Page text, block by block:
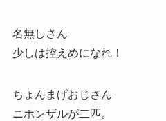
名無しさん
少しは控えめになれ！
ちょんまげおじさん
ニホンザルが二匹。